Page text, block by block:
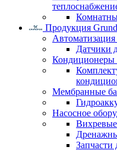
Продукция
Датчики
Кондиционеры
Мембранные
Насосное
Запчасти